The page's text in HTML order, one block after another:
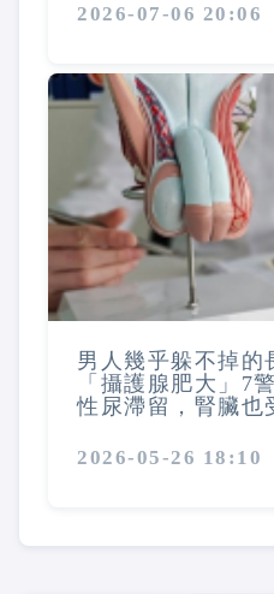
2026-07-06 20:06
男人幾乎躲不掉的
「攝護腺肥大」7
性尿滯留，腎臟也
2026-05-26 18:10